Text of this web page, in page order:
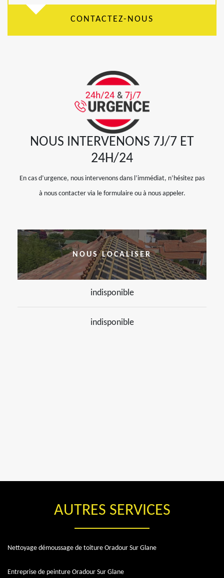
CONTACTEZ-NOUS
NOUS INTERVENONS 7J/7 ET
24H/24
En cas d’urgence, nous intervenons dans l’immédiat, n’hésitez pas
à nous contacter via le formulaire ou à nous appeler.
NOUS LOCALISER
indisponible
indisponible
AUTRES SERVICES
Nettoyage démoussage de toiture Oradour Sur Glane
Entreprise de peinture Oradour Sur Glane